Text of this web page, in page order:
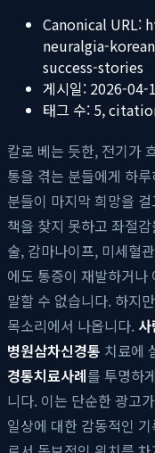
Canonical URL:
neuralgia-
success-stories
게시일: 2026-04-
태그 수: 5,
칼로 베는 듯한, 전기가
통을 겪는 분들에게 하
분들이 마지막 희망을
책을 찾지 못하고 좌절
술, 감마나이프, 미세혈
에도 통증이 재발하거나
말할 수 없습니다. 하지
목소리에서 나옵니다.
병원삼차신경통 치료에
경통치료사례를 투명하
니다. 이는 단순한 광고
일상에 대한 감동적인